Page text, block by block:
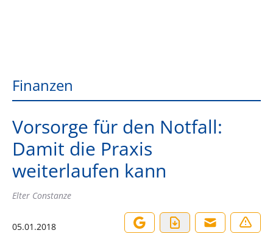
Finanzen
Vorsorge für den Notfall:
Damit die Praxis
weiterlaufen kann
Elter Constanze
05.01.2018